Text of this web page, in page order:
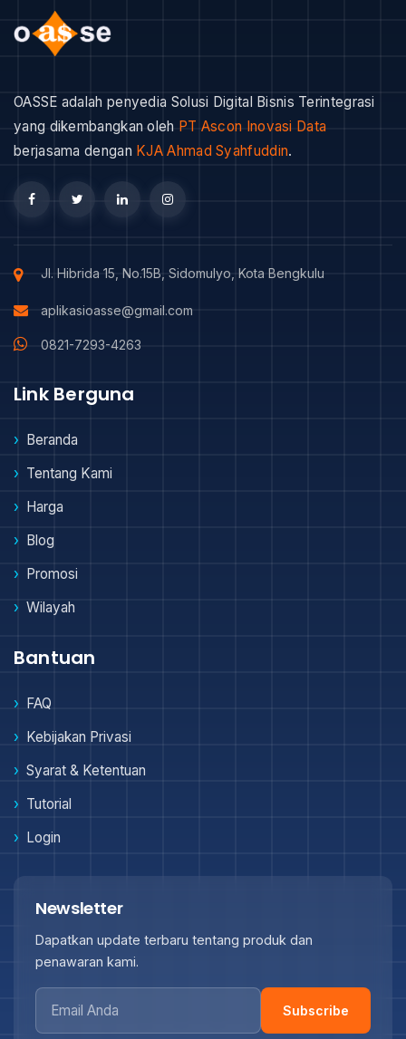
OASSE adalah penyedia Solusi Digital Bisnis Terintegrasi
yang dikembangkan oleh PT Ascon Inovasi Data
berjasama dengan KJA Ahmad Syahfuddin.
Jl. Hibrida 15, No.15B, Sidomulyo, Kota Bengkulu
aplikasioasse@gmail.com
0821-7293-4263
Link Berguna
Beranda
Tentang Kami
Harga
Blog
Promosi
Wilayah
Bantuan
FAQ
Kebijakan Privasi
Syarat & Ketentuan
Tutorial
Login
Newsletter
Dapatkan update terbaru tentang produk dan
penawaran kami.
Subscribe